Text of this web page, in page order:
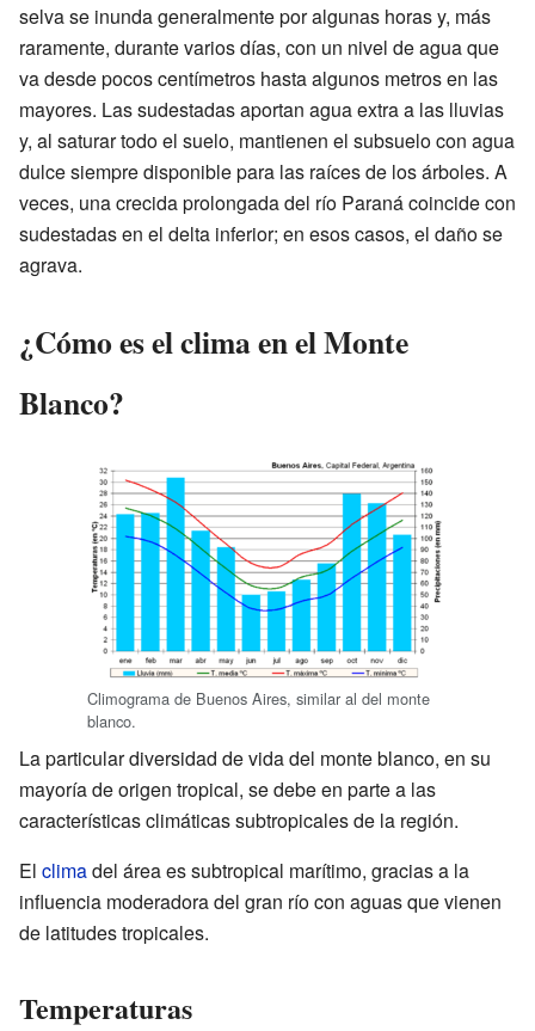
selva se inunda generalmente por algunas horas y, más
raramente, durante varios días, con un nivel de agua que
va desde pocos centímetros hasta algunos metros en las
mayores. Las sudestadas aportan agua extra a las lluvias
y, al saturar todo el suelo, mantienen el subsuelo con agua
dulce siempre disponible para las raíces de los árboles. A
veces, una crecida prolongada del río Paraná coincide con
sudestadas en el delta inferior; en esos casos, el daño se
agrava.
¿Cómo es el clima en el Monte
Blanco?
Climograma de Buenos Aires, similar al del monte
blanco.
La particular diversidad de vida del monte blanco, en su
mayoría de origen tropical, se debe en parte a las
características climáticas subtropicales de la región.
El climadel área es subtropical marítimo, gracias a la
influencia moderadora del gran río con aguas que vienen
de latitudes tropicales.
Temperaturas